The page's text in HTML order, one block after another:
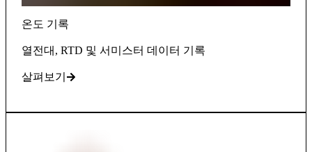
온도 기록
열전대, RTD 및 서미스터 데이터 기록
살펴보기